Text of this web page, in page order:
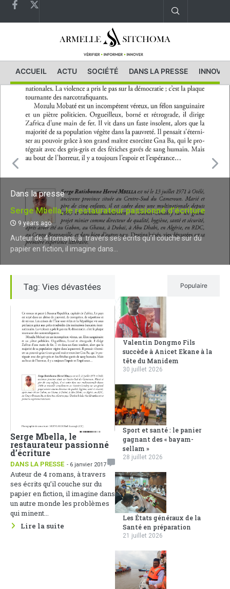
ACCUEIL ACTU SOCIÉTÉ DANS LA PRESSE
Dans la presse
Serge Mbella, le restaurateur passionné d'écriture
9 years ago
Auteur de 4 romans, à travers ses écrits qu’il couche sur du
papier en fiction, il imagine dans...
Tag: Vies dévastées
Serge Mbella, le
restaurateur passionné
d’écriture
DANS LA PRESSE - 6 janvier 2017
Auteur de 4 romans, à travers
ses écrits qu’il couche sur du
papier en fiction, il imagine dans
un autre monde les problèmes
qui minent...
Lire la suite
Populaire
Valentin Dongmo Fils
succède à Anicet Ekane à la
tête du Manidem
30 juillet 2026
Sport et santé : le panier
gagnant des « bayam-
sellam »
28 juillet 2026
Les États généraux de la
Santé en préparation
21 juillet 2026